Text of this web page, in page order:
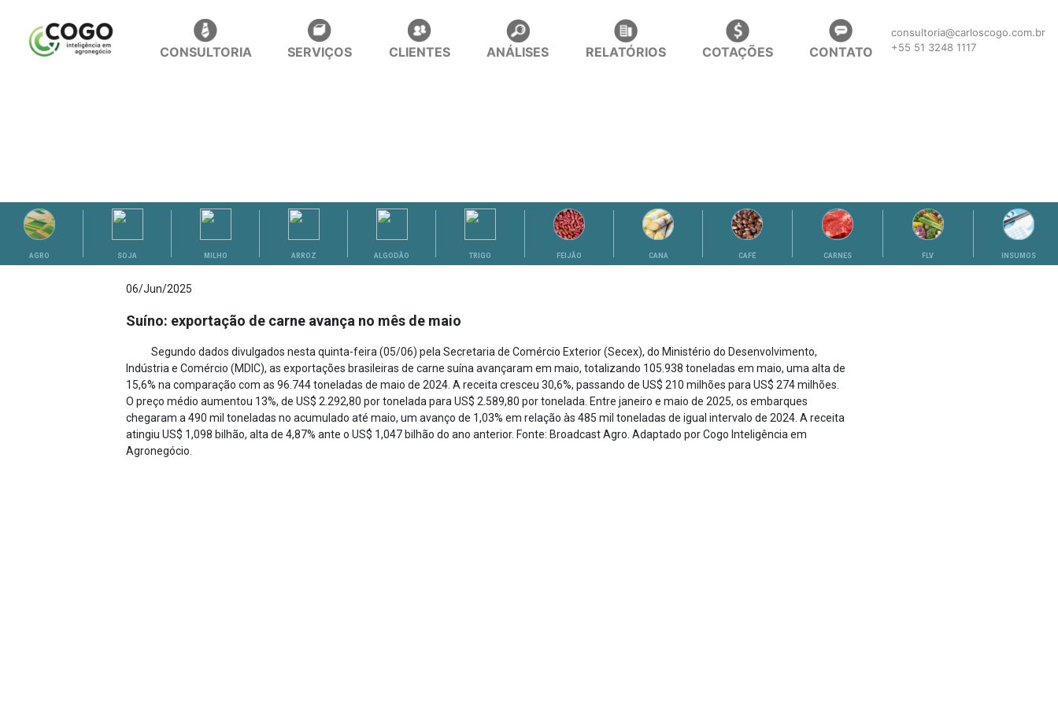
CONSULTORIA SERVIÇOS CLIENTES ANÁLISES RELATÓRIOS COTAÇÕES CONTATO
consultoria@carloscogo.com.br
+55 51 3248 1117
AGRO SOJA MILHO ARROZ ALGODÃO TRIGO FEIJÃO CANA CAFÉ CARNES FLV INSUMOS
06/Jun/2025
Suíno: exportação de carne avança no mês de maio
Segundo dados divulgados nesta quinta-feira (05/06) pela Secretaria de Comércio Exterior (Secex), do Ministério do Desenvolvimento,
Indústria e Comércio (MDIC), as exportações brasileiras de carne suína avançaram em maio, totalizando 105.938 toneladas em maio, uma alta de
15,6% na comparação com as 96.744 toneladas de maio de 2024. A receita cresceu 30,6%, passando de US$ 210 milhões para US$ 274 milhões.
O preço médio aumentou 13%, de US$ 2.292,80 por tonelada para US$ 2.589,80 por tonelada. Entre janeiro e maio de 2025, os embarques
chegaram a 490 mil toneladas no acumulado até maio, um avanço de 1,03% em relação às 485 mil toneladas de igual intervalo de 2024. A receita
atingiu US$ 1,098 bilhão, alta de 4,87% ante o US$ 1,047 bilhão do ano anterior. Fonte: Broadcast Agro. Adaptado por Cogo Inteligência em
Agronegócio.